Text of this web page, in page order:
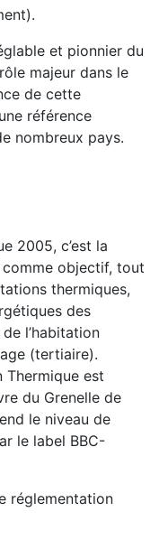
et pionnier du
majeur dans le
de cette
référence
nombreux pays.
2005, c’est la
comme objectif, tout
thermiques,
des
l’habitation
(tertiaire).
Thermique est
du Grenelle de
le niveau de
le label BBC-
réglementation